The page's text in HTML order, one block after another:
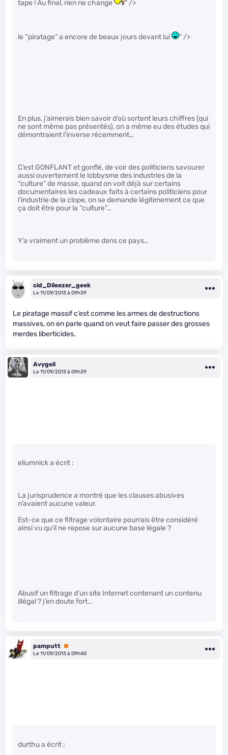
tape ! Au final, rien ne change
" />
le “piratage” a encore de beaux jours devant lui " />
En plus, j’aimerais bien savoir d’où sortent leurs chiffres (qui
ne sont même pas présentés), on a même eu des études qui
démontraient l’inverse récemment…
C’est GONFLANT et gonflé, de voir des politiciens savourer
aussi ouvertement le lobbysme des industries de la
“culture” de masse, quand on voit déjà sur certains
documentaires les cadeaux faits à certains politiciens pour
l’industrie de la clope, on se demande légitimement ce que
ça doit être pour la “culture”…
Y’a vraiment un problème dans ce pays…
cid_Dileezer_geek
Le 11/09/2013 à 09h39
Le piratage massif c’est comme les armes de destructions
massives, on en parle quand on veut faire passer des grosses
merdes liberticides.
Avygeil
Le 11/09/2013 à 09h39
eliumnick a écrit :
La jurisprudence a montré que les clauses abusives
n’avaient aucune valeur.
Est-ce que ce filtrage volontaire pourrais être considéré
ainsi vu qu’il ne repose sur aucune base légale ?
Abusif un filtrage d’un site Internet contenant un contenu
illégal ? j’en doute fort…
pamputt Premium
Le 11/09/2013 à 09h40
durthu a écrit :